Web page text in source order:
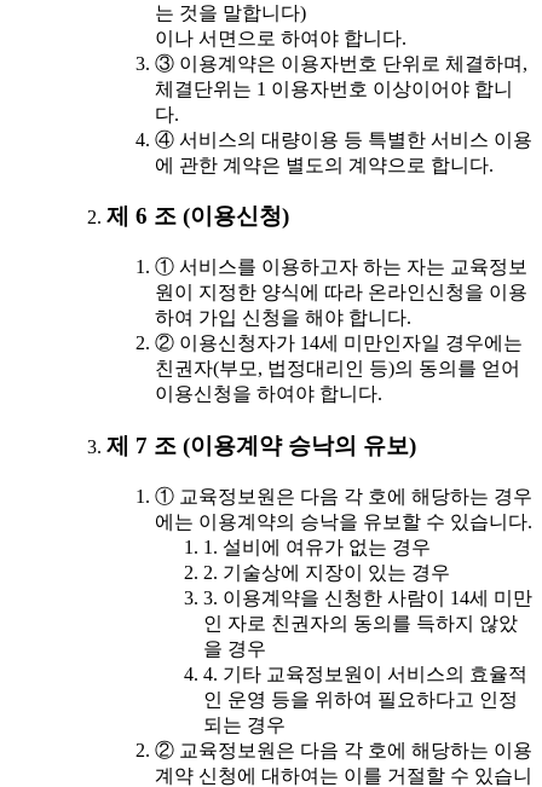
는 것을 말합니다)
이나 서면으로 하여야 합니다.
③ 이용계약은 이용자번호 단위로 체결하며,
체결단위는 1 이용자번호 이상이어야 합니
다.
④ 서비스의 대량이용 등 특별한 서비스 이용
에 관한 계약은 별도의 계약으로 합니다.
제 6 조 (이용신청)
① 서비스를 이용하고자 하는 자는 교육정보
원이 지정한 양식에 따라 온라인신청을 이용
하여 가입 신청을 해야 합니다.
② 이용신청자가 14세 미만인자일 경우에는
친권자(부모, 법정대리인 등)의 동의를 얻어
이용신청을 하여야 합니다.
제 7 조 (이용계약 승낙의 유보)
① 교육정보원은 다음 각 호에 해당하는 경우
에는 이용계약의 승낙을 유보할 수 있습니다.
1. 설비에 여유가 없는 경우
2. 기술상에 지장이 있는 경우
3. 이용계약을 신청한 사람이 14세 미만
인 자로 친권자의 동의를 득하지 않았
을 경우
4. 기타 교육정보원이 서비스의 효율적
인 운영 등을 위하여 필요하다고 인정
되는 경우
② 교육정보원은 다음 각 호에 해당하는 이용
계약 신청에 대하여는 이를 거절할 수 있습니